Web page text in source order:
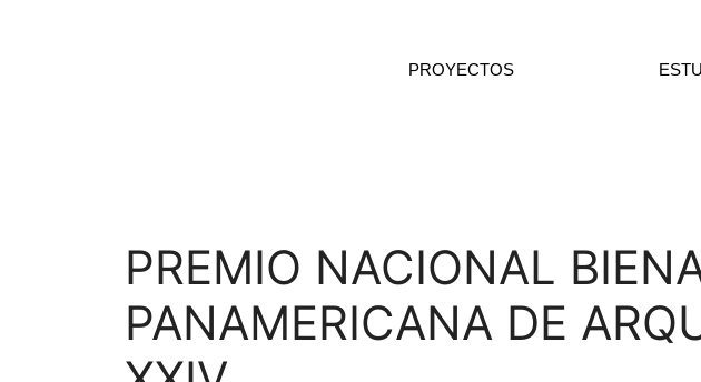
PROYECTOS
PREMIO NACIONAL
PANAMERICANA DE